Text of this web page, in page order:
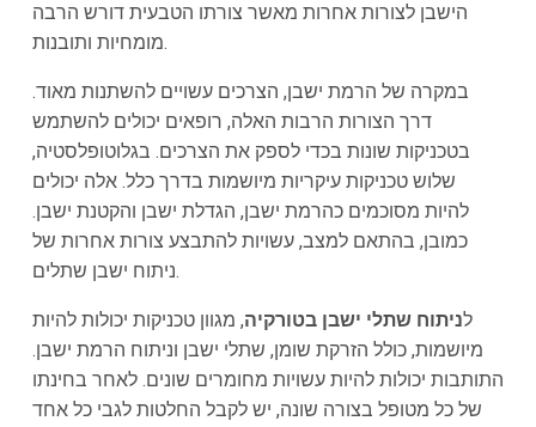
הישבן לצורות אחרות מאשר צורתו הטבעית דורש הרבה
מומחיות ותובנות.
במקרה של הרמת ישבן, הצרכים עשויים להשתנות מאוד.
דרך הצורות הרבות האלה, רופאים יכולים להשתמש
בטכניקות שונות בכדי לספק את הצרכים. בגלוטופלסטיה,
שלוש טכניקות עיקריות מיושמות בדרך כלל. אלה יכולים
להיות מסוכמים כהרמת ישבן, הגדלת ישבן והקטנת ישבן.
כמובן, בהתאם למצב, עשויות להתבצע צורות אחרות של
ניתוח ישבן שתלים.
לניתוח שתלי ישבן בטורקיה, מגוון טכניקות יכולות להיות
מיושמות, כולל הזרקת שומן, שתלי ישבן וניתוח הרמת ישבן.
התותבות יכולות להיות עשויות מחומרים שונים. לאחר בחינתו
של כל מטופל בצורה שונה, יש לקבל החלטות לגבי כל אחד